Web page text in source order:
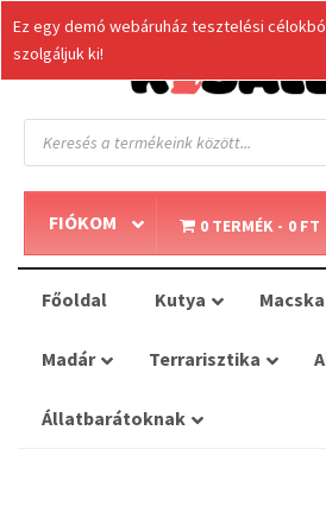
Products
search
FIÓKOM 0 TERMÉK 0 FT
Főoldal Kutya Macska
Madár Terrarisztika
Állatbarátoknak
Ez egy demó webáruház tesztelési
szolgáljuk ki!